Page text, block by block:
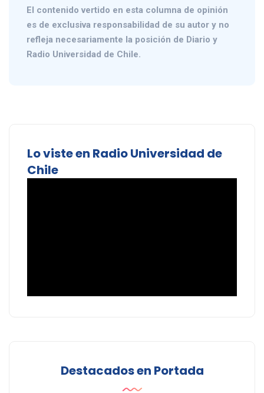
El contenido vertido en esta columna de opinión
es de exclusiva responsabilidad de su autor y no
refleja necesariamente la posición de Diario y
Radio Universidad de Chile.
Lo viste en Radio Universidad de
Chile
Destacados en Portada